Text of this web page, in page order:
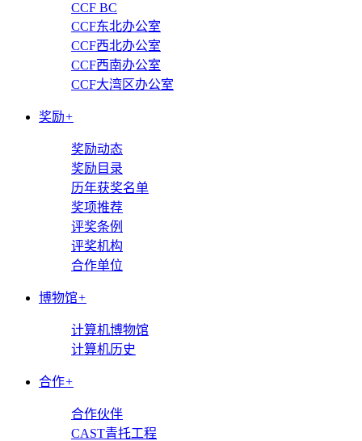
CCF BC
CCF东北办公室
CCF西北办公室
CCF西南办公室
CCF大湾区办公室
奖励+
奖励动态
奖励目录
历年获奖名单
奖项推荐
评奖条例
评奖机构
合作单位
博物馆+
计算机博物馆
计算机历史
合作+
合作伙伴
CAST青托工程